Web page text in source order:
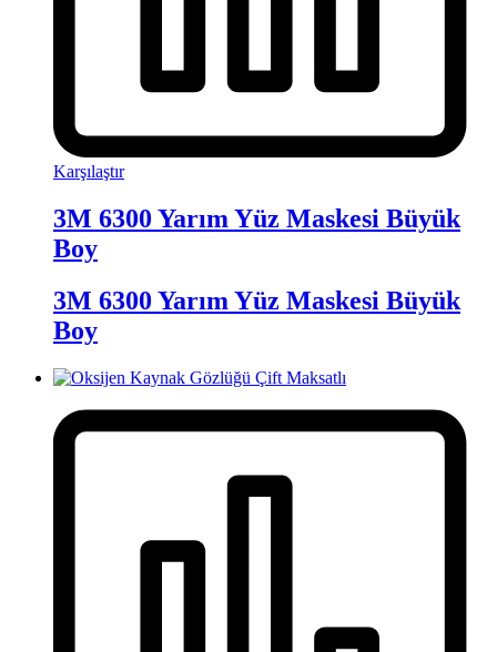
Karşılaştır
3M 6300 Yarım Yüz Maskesi Büyük
Boy
3M 6300 Yarım Yüz Maskesi Büyük
Boy